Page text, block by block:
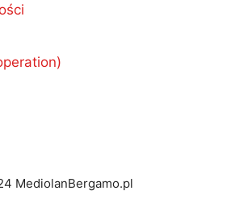
MediolanBergamo.pl